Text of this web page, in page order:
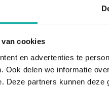
cookies
en advertenties te
Ook delen we informatie
Deze partners kunnen
goede
uit het lichaam.
levert een gezond en
vooral voor in groente
pruimen en abrikozen),